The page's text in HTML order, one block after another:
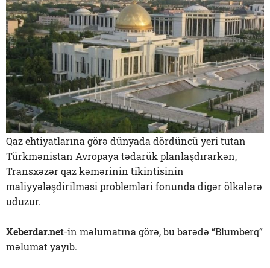
Qaz ehtiyatlarına görə dünyada dördüncü yeri tutan
Türkmənistan Avropaya tədarük planlaşdırarkən,
Transxəzər qaz kəmərinin tikintisinin
maliyyələşdirilməsi problemləri fonunda digər ölkələrə
uduzur.
Xeberdar.net-in məlumatına görə, bu barədə “Blumberq”
məlumat yayıb.